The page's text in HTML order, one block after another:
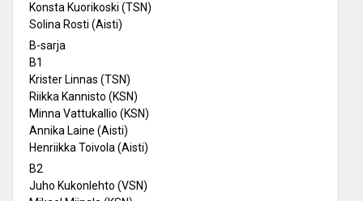
Konsta Kuorikoski (TSN)
Solina Rosti (Aisti)
B-sarja
B1
Krister Linnas (TSN)
Riikka Kannisto (KSN)
Minna Vattukallio (KSN)
Annika Laine (Aisti)
Henriikka Toivola (Aisti)
B2
Juho Kukonlehto (VSN)